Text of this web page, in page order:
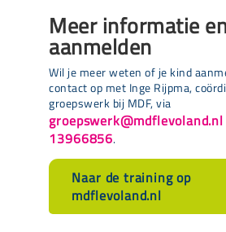
Meer informatie
aanmelden
Wil je meer weten of je kind
contact op met Inge Rijpma,
groepswerk bij MDF, via
groepswerk@mdflevoland.nl
13966856.
Naar de training op
mdflevoland.nl